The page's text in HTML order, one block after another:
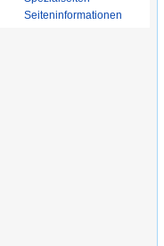
Seiten­informationen